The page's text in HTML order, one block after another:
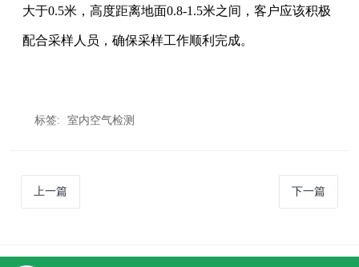
大于0.5米，高度距离地面0.8-1.5米之间，客户应该积极
配合采样人员，确保采样工作顺利完成。
标签: 室内空气检测
上一篇 下一篇